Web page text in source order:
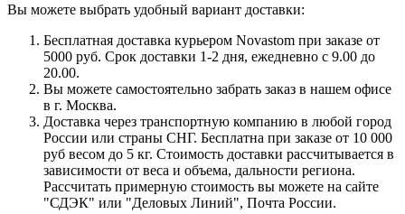
Вы можете выбрать удобный вариант доставки:
Бесплатная доставка курьером Novastom при заказе от
5000 руб. Срок доставки 1-2 дня, ежедневно с 9.00 до
20.00.
Вы можете самостоятельно забрать заказ в нашем офисе
в г. Москва.
Доставка через транспортную компанию в любой город
России или страны СНГ. Бесплатна при заказе от 10 000
руб весом до 5 кг. Стоимость доставки рассчитывается в
зависимости от веса и объема, дальности региона.
Рассчитать примерную стоимость вы можете на сайте
"СДЭК" или "Деловых Линий", Почта России.